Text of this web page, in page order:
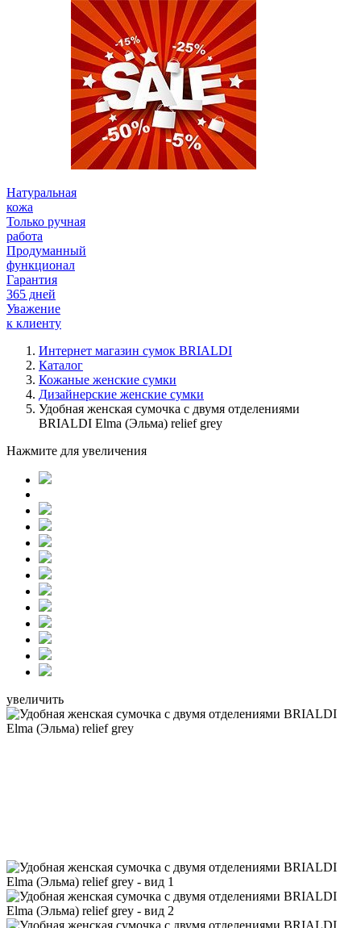
Натуральная
кожа
Только ручная
работа
Продуманный
функционал
Гарантия
365 дней
Уважение
к клиенту
Интернет магазин сумок BRIALDI
Каталог
Кожаные женские сумки
Дизайнерские женские сумки
Удобная женская сумочка с двумя отделениями
BRIALDI Elma (Эльма) relief grey
Нажмите для увеличения
увеличить